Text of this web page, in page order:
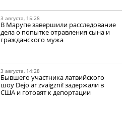
3 августа, 15:28
В Марупе завершили расследование
дела о попытке отравления сына и
гражданского мужа
3 августа, 14:28
Бывшего участника латвийского
шоу Dejo ar zvaigzni! задержали в
США и готовят к депортации